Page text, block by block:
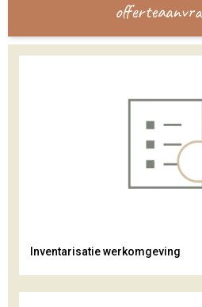
Inventarisatie werkomgeving